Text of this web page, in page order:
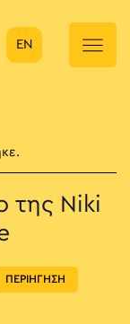
EN
της Niki
ΠΕΡΙΗΓΗΣΗ